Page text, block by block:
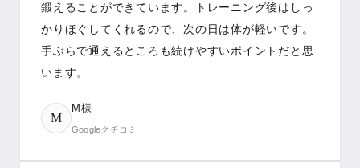
鍛えることができています。トレーニング後はしっ
かりほぐしてくれるので、次の日は体が軽いです。
手ぶらで通えるところも続けやすいポイントだと思
います。
M
M様
Googleクチコミ